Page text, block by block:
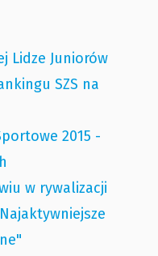
Lidze Juniorów
SZS na
2015 -
w rywalizacji